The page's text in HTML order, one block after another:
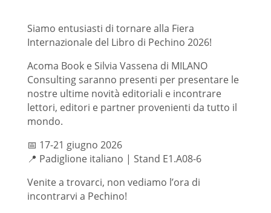
Siamo entusiasti di tornare alla Fiera
Internazionale del Libro di Pechino 2026!
Acoma Book e Silvia Vassena di MILANO
Consulting saranno presenti per presentare le
nostre ultime novità editoriali e incontrare
lettori, editori e partner provenienti da tutto il
mondo.
📅 17-21 giugno 2026
📍 Padiglione italiano | Stand E1.A08-6
Venite a trovarci, non vediamo l’ora di
incontrarvi a Pechino!